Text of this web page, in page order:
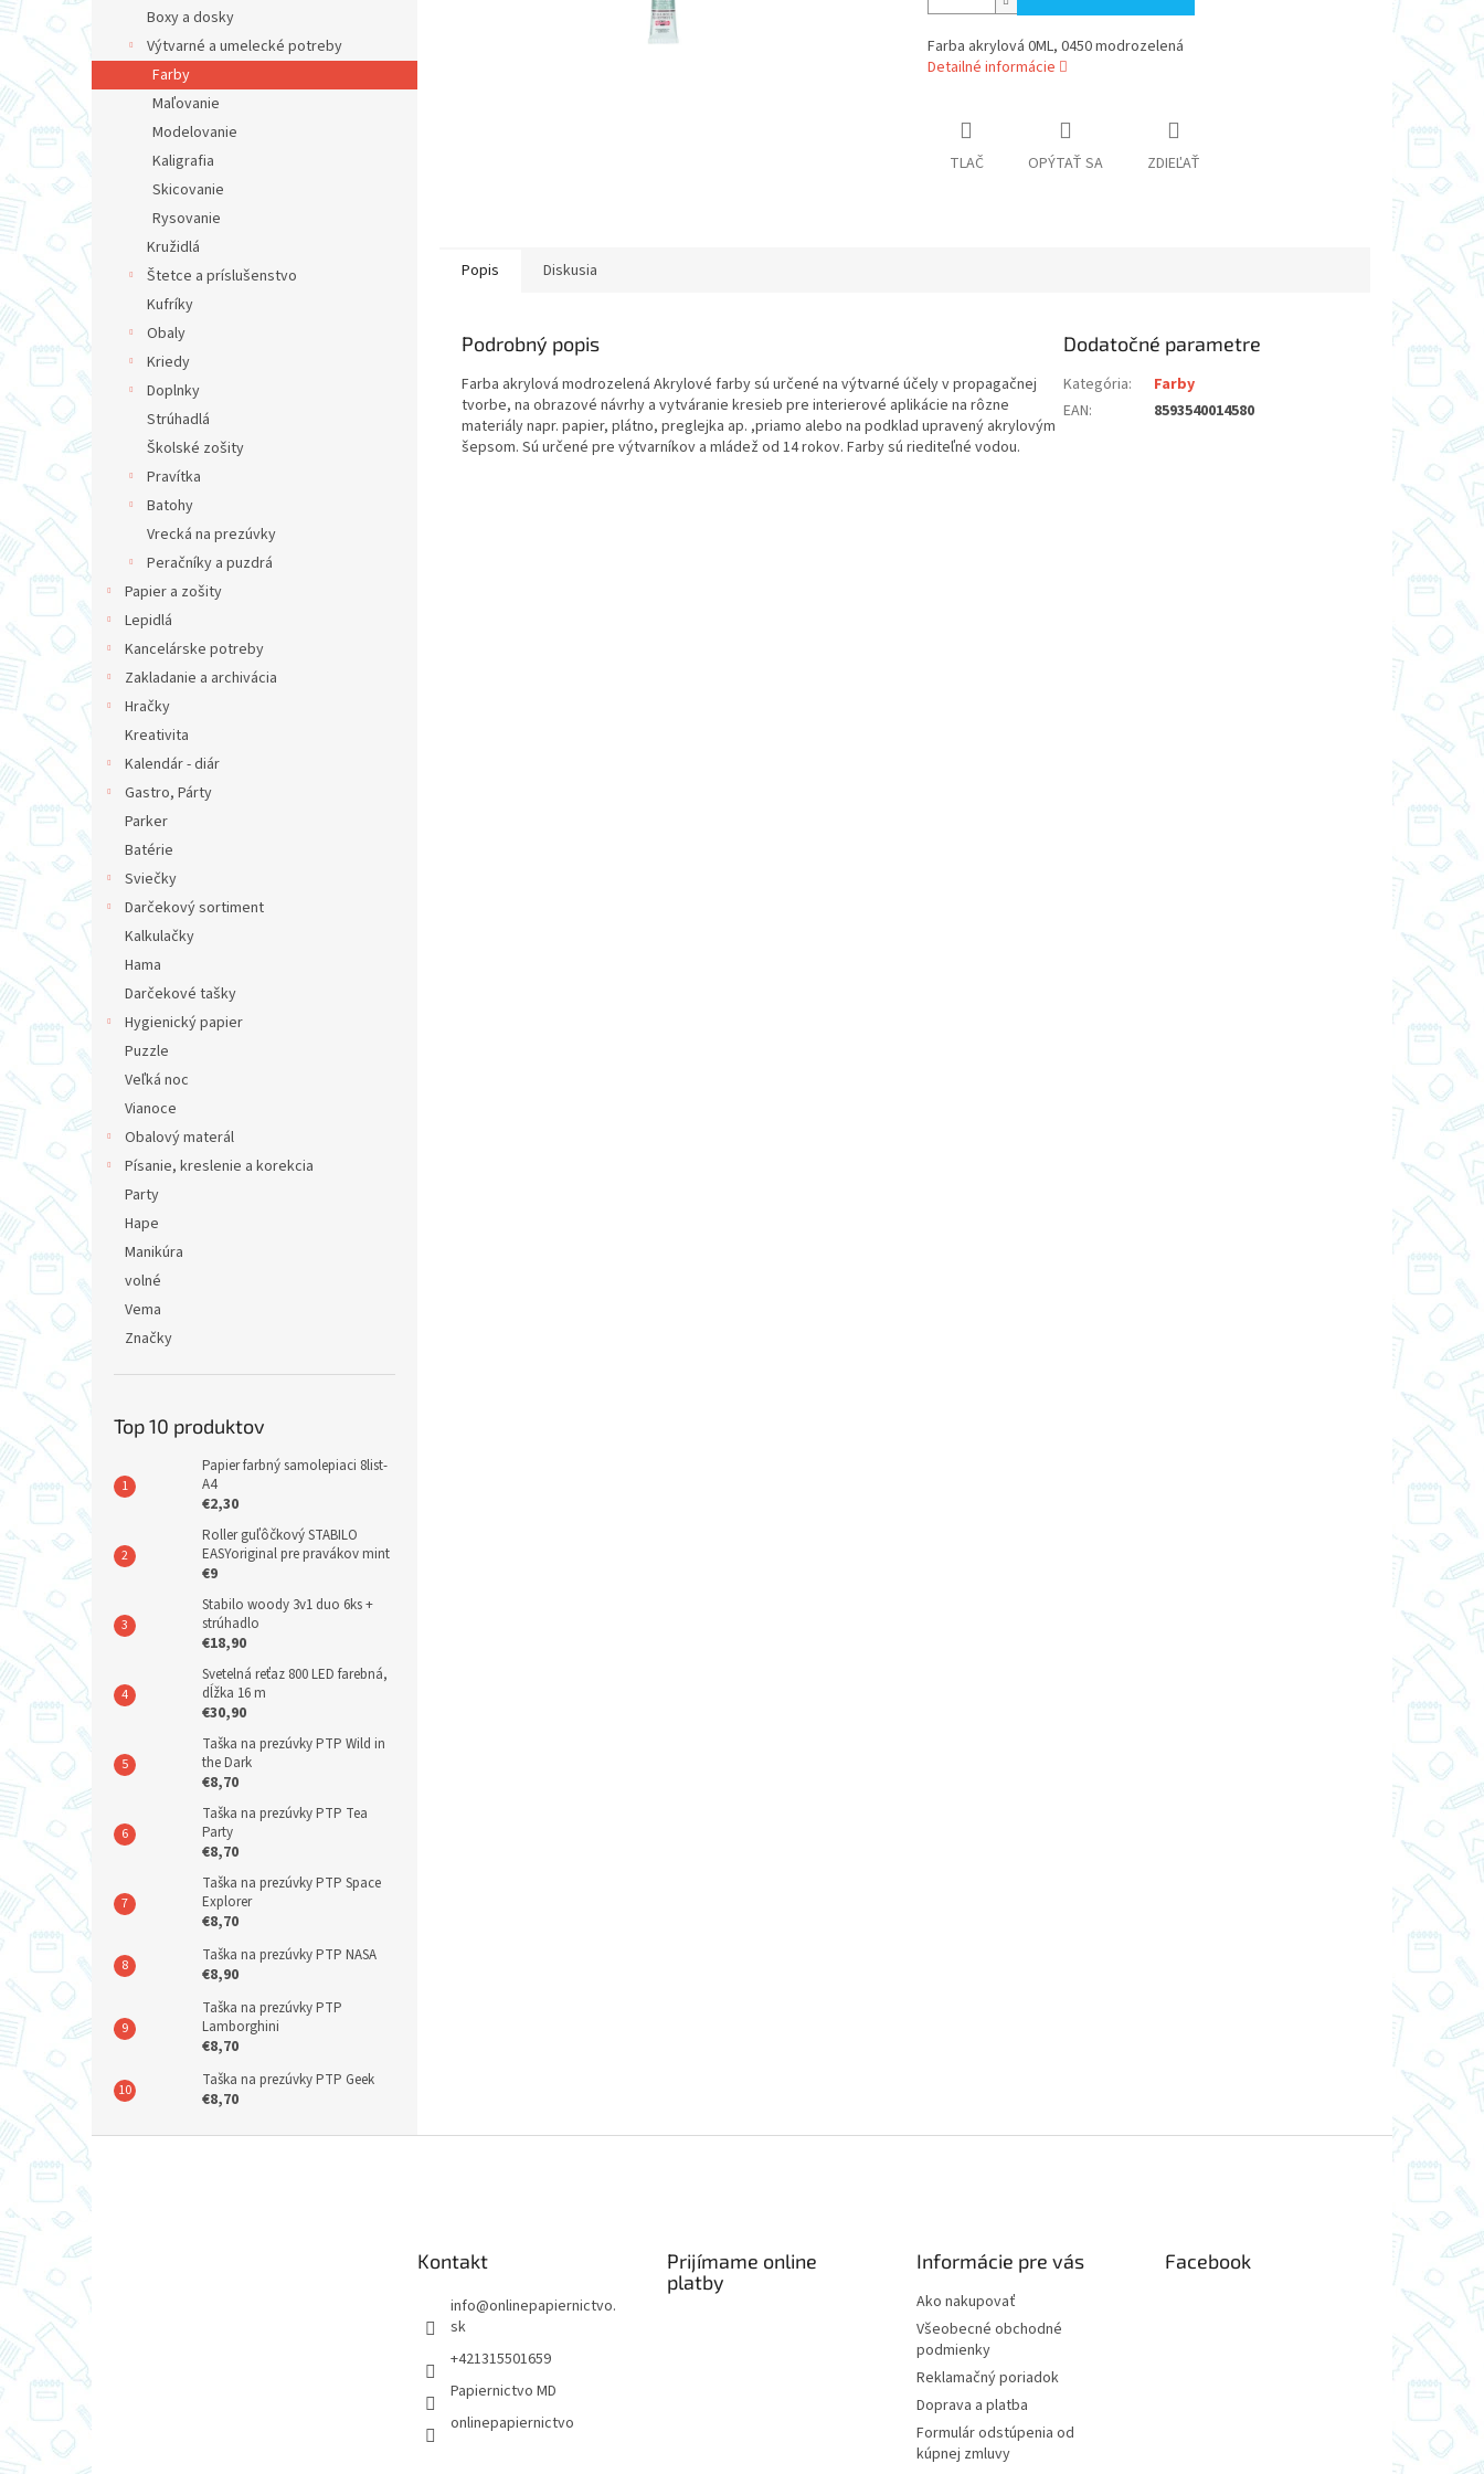
Boxy a dosky
Výtvarné a umelecké potreby
Farby
Maľovanie
Modelovanie
Kaligrafia
Skicovanie
Rysovanie
Kružidlá
Štetce a príslušenstvo
Kufríky
Obaly
Kriedy
Doplnky
Strúhadlá
Školské zošity
Pravítka
Batohy
Vrecká na prezúvky
Peračníky a puzdrá
Papier a zošity
Lepidlá
Kancelárske potreby
Zakladanie a archivácia
Hračky
Kreativita
Kalendár - diár
Gastro, Párty
Parker
Batérie
Sviečky
Darčekový sortiment
Kalkulačky
Hama
Darčekové tašky
Hygienický papier
Puzzle
Veľká noc
Vianoce
Obalový materál
Písanie, kreslenie a korekcia
Party
Hape
Manikúra
volné
Vema
Značky
Top 10 produktov
Papier farbný samolepiaci 8list-
A4
€2,30
Roller guľôčkový STABILO
EASYoriginal pre pravákov mint
€9
Stabilo woody 3v1 duo 6ks +
strúhadlo
€18,90
Svetelná reťaz 800 LED farebná,
dĺžka 16 m
€30,90
Taška na prezúvky PTP Wild in
the Dark
€8,70
Taška na prezúvky PTP Tea
Party
€8,70
Taška na prezúvky PTP Space
Explorer
€8,70
Taška na prezúvky PTP NASA
€8,90
Taška na prezúvky PTP
Lamborghini
€8,70
Taška na prezúvky PTP Geek
€8,70
Farba akrylová 0ML, 0450 modrozelená
Detailné informácie
TLAČ OPÝTAŤ SA ZDIEĽAŤ
Popis Diskusia
Podrobný popis
Farba akrylová modrozelená Akrylové farby sú určené na výtvarné účely v propagačnej
tvorbe, na obrazové návrhy a vytváranie kresieb pre interierové aplikácie na rôzne
materiály napr. papier, plátno, preglejka ap. ,priamo alebo na podklad upravený akrylovým
šepsom. Sú určené pre výtvarníkov a mládež od 14 rokov. Farby sú riediteľné vodou.
Dodatočné parametre
Kategória:
Farby
EAN: 8593540014580
Z
ä
t
i
e
Kontakt
info@onlinepapiernictvo.
sk
+421315501659
Papiernictvo MD
onlinepapiernictvo
Prijímame online
platby
Informácie pre vás
Ako nakupovať
Všeobecné obchodné
podmienky
Reklamačný poriadok
Doprava a platba
Formulár odstúpenia od
kúpnej zmluvy
Facebook